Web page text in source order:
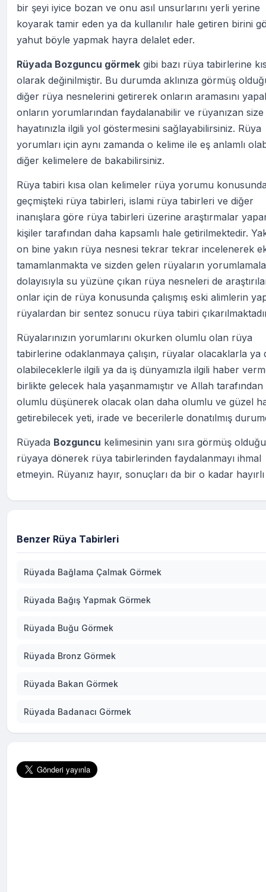
bir şeyi iyice bozan ve onu asıl unsurlarını yerli yerine
koyarak tamir eden ya da kullanılır hale getiren birini
yahut böyle yapmak hayra delalet eder.
Rüyada Bozguncu görmek gibi bazı rüya tabirlerine
olarak değinilmiştir. Bu durumda aklınıza görmüş
diğer rüya nesnelerini getirerek onların aramasını
onların yorumlarından faydalanabilir ve rüyanızan size
hayatınızla ilgili yol göstermesini sağlayabilirsiniz. Rüya
yorumları için aynı zamanda o kelime ile eş anlamlı
diğer kelimelere de bakabilirsiniz.
Rüya tabiri kısa olan kelimeler rüya yorumu
geçmişteki rüya tabirleri, islami rüya tabirleri ve diğer
inanışlara göre rüya tabirleri üzerine araştırmalar
kişiler tarafından daha kapsamlı hale getirilmektedir.
on bine yakın rüya nesnesi tekrar tekrar incelenerek
tamamlanmakta ve sizden gelen rüyaların
dolayısıyla su yüzüne çıkan rüya nesneleri de
onlar için de rüya konusunda çalışmış eski alimlerin
rüyalardan bir sentez sonucu rüya tabiri
Rüyalarınızın yorumlarını okurken olumlu olan rüya
tabirlerine odaklanmaya çalışın, rüyalar olacaklarla ya
olabileceklerle ilgili ya da iş dünyamızla ilgili haber
birlikte gelecek hala yaşanmamıştır ve Allah
olumlu düşünerek olacak olan daha olumlu ve güzel
getirebilecek yeti, irade ve becerilerle donatılmış
Rüyada Bozguncu kelimesinin yanı sıra görmüş
rüyaya dönerek rüya tabirlerinden faydalanmayı ihmal
etmeyin. Rüyanız hayır, sonuçları da bir o kadar
Benzer Rüya Tabirleri
Rüyada Bağlama Çalmak Görmek
Rüyada Bağış Yapmak Görmek
Rüyada Buğu Görmek
Rüyada Bronz Görmek
Rüyada Bakan Görmek
Rüyada Badanacı Görmek